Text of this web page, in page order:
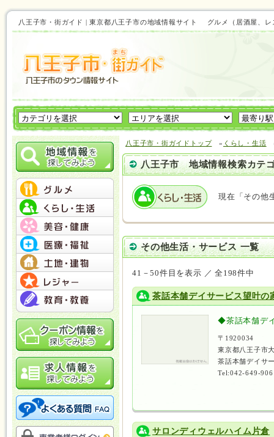
八王子市・街ガイド | 東京都八王子市の地域情報サイト グルメ（居酒屋、
八王子市・街ガイドトップ » くらし・生活
八王子市 地域情報検索カテ
現在「その他
その他生活・サービス 一覧
41－50件目を表示 ／ 全198件中
茶話本舗デイサービス望叶の
◆茶話本舗デ
〒1920034
東京都八王子市
茶話本舗デイサ
Tel:042-649-
サロンディウェルハイム片倉